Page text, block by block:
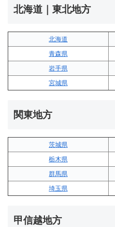
北海道｜東北地方
北海道
青森県
岩手県
宮城県
関東地方
茨城県
栃木県
群馬県
埼玉県
甲信越地方